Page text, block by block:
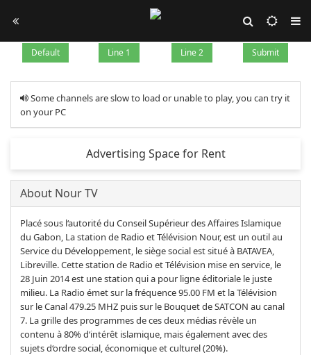
Default Line 1 Line 2 Submit
Some channels are slow to load or unable to play, you can try it
on your PC
Advertising Space for Rent
About Nour TV
Placé sous l‘autorité du Conseil Supérieur des Affaires Islamique
du Gabon, La station de Radio et Télévision Nour, est un outil au
Service du Développement, le siège social est situé à BATAVEA,
Libreville. Cette station de Radio et Télévision mise en service, le
28 Juin 2014 est une station qui a pour ligne éditoriale le juste
milieu. La Radio émet sur la fréquence 95.00 FM et la Télévision
sur le Canal 479.25 MHZ puis sur le Bouquet de SATCON au canal
7. La grille des programmes de ces deux médias révèle un
contenu à 80% d‘intérêt islamique, mais également avec des
sujets d‘ordre social, économique et culturel (20%).